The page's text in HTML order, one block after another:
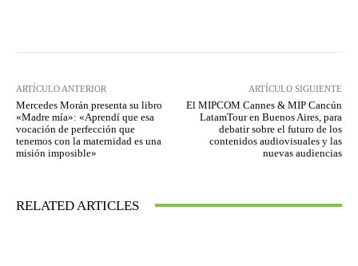
ARTÍCULO ANTERIOR
Mercedes Morán presenta su libro
«Madre mía»: «Aprendí que esa
vocación de perfección que
tenemos con la maternidad es una
misión imposible»
ARTÍCULO SIGUIENTE
El MIPCOM Cannes & MIP Cancún
LatamTour en Buenos Aires, para
debatir sobre el futuro de los
contenidos audiovisuales y las
nuevas audiencias
RELATED ARTICLES